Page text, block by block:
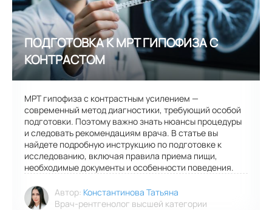
МРТ гипофиза с контрастным усилением —
современный метод диагностики, требующий особой
подготовки. Поэтому важно знать нюансы процедуры
и следовать рекомендациям врача. В статье вы
найдете подробную инструкцию по подготовке к
исследованию, включая правила приема пищи,
необходимые документы и особенности поведения.
Автор: Константинова Татьяна
Врач-рентгенолог высшей категории